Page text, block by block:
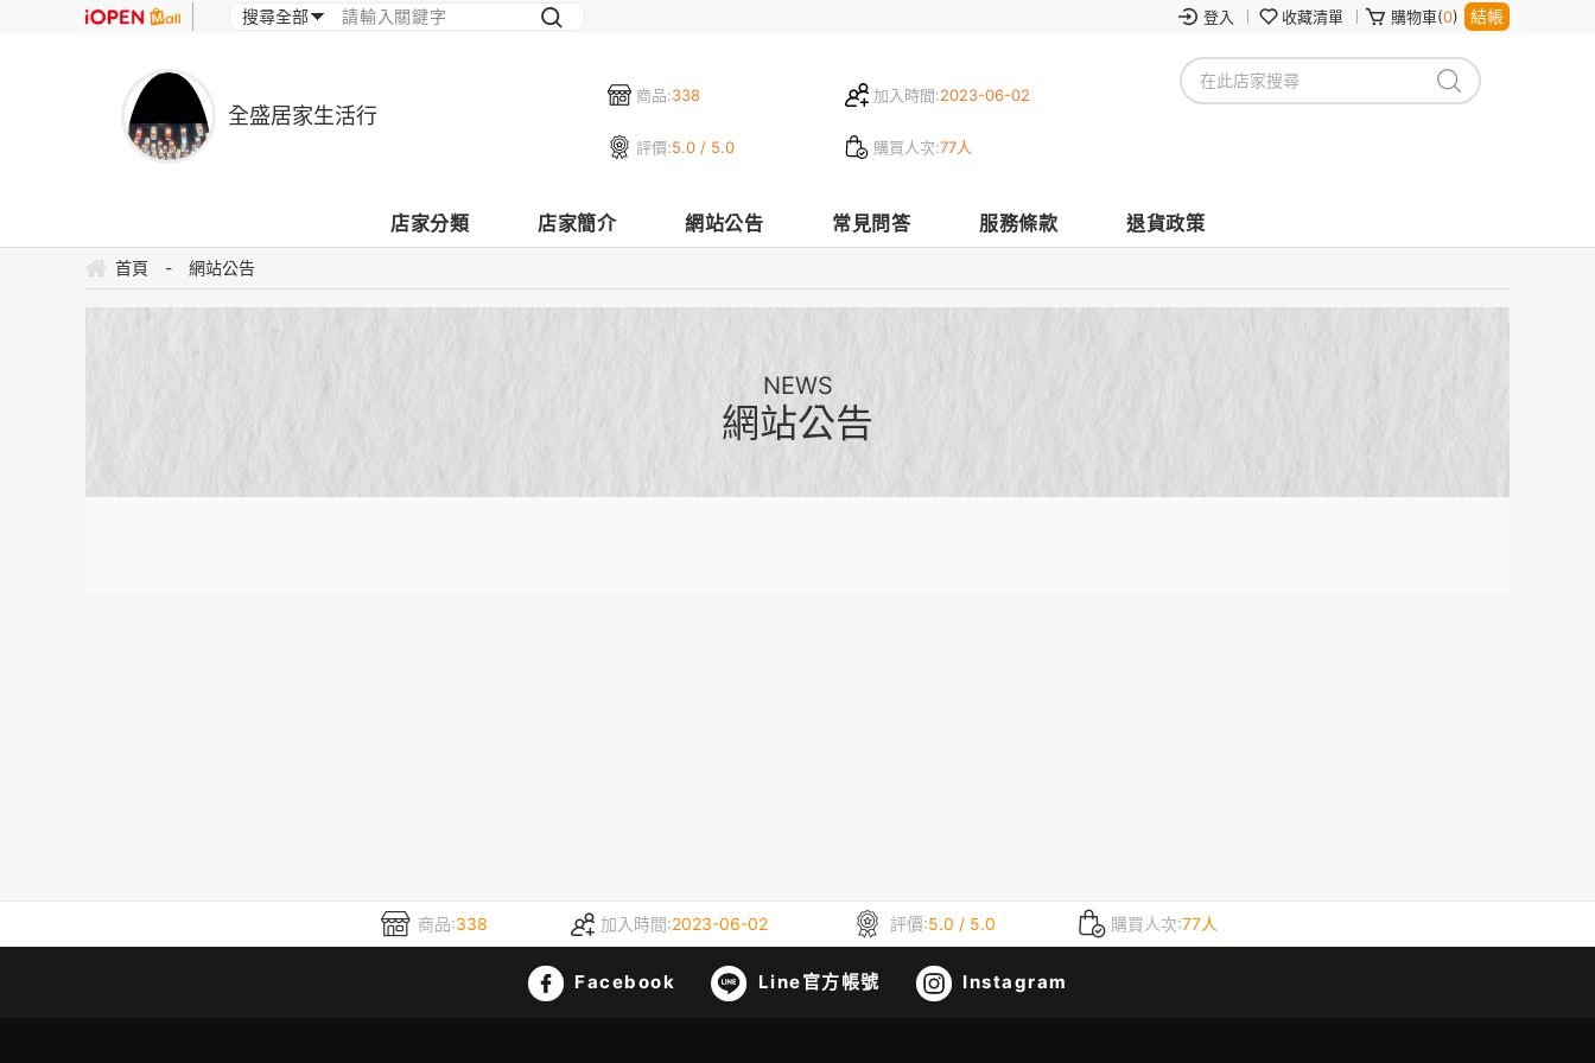
登入 收藏清單 購物車(0) 結帳
商品:338 加入時間:2023-06-02
評價:5.0 / 5.0 購買人次:77人
全盛居家生活行
店家分類 店家簡介 網站公告 常見問答 服務條款 退貨政策
首頁 - 網站公告
NEWS
網站公告
商品:338 加入時間:2023-06-02 評價:5.0 / 5.0 購買人次:77人
Facebook Line官方帳號 Instagram